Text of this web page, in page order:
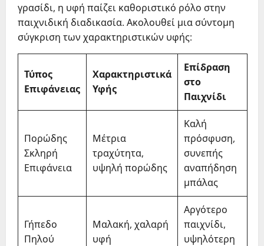
γρασίδι, η υφή παίζει καθοριστικό ρόλο στην
παιχνιδική διαδικασία. Ακολουθεί μια σύντομη
σύγκριση των χαρακτηριστικών υφής:
Τύπος
Επιφάνειας
Χαρακτηριστικά
Υφής
Επίδραση
στο
Παιχνίδι
Πορώδης
Σκληρή
Επιφάνεια
Μέτρια
τραχύτητα,
υψηλή πορώδης
Καλή
πρόσφυση,
συνεπής
αναπήδηση
μπάλας
Γήπεδο
Πηλού
Μαλακή, χαλαρή
υφή
Αργότερο
παιχνίδι,
υψηλότερη